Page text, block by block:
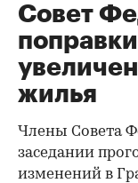
Совет
жилья
Члены Совета
заседании
изменений в